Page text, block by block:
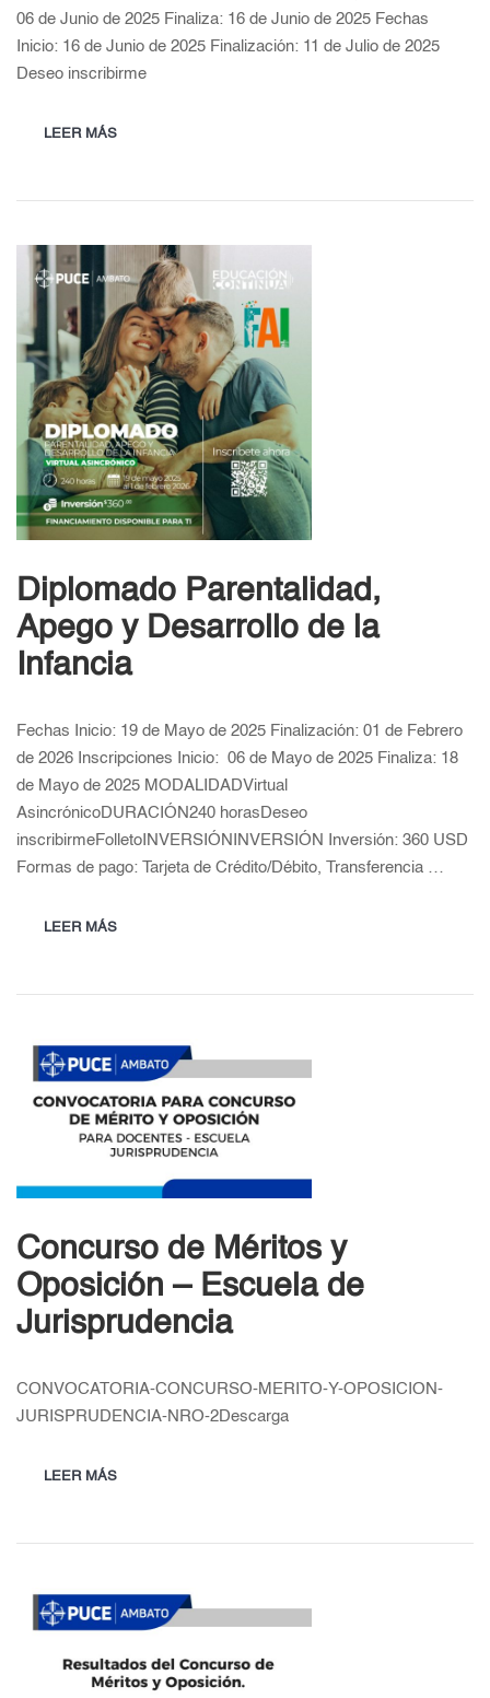
06 de Junio de 2025 Finaliza: 16 de Junio de 2025 Fechas
Inicio: 16 de Junio de 2025 Finalización: 11 de Julio de 2025
Deseo inscribirme
LEER MÁS
Diplomado Parentalidad,
Apego y Desarrollo de la
Infancia
Fechas Inicio: 19 de Mayo de 2025 Finalización: 01 de Febrero
de 2026 Inscripciones Inicio: 06 de Mayo de 2025 Finaliza: 18
de Mayo de 2025 MODALIDADVirtual
AsincrónicoDURACIÓN240 horasDeseo
inscribirmeFolletoINVERSIÓNINVERSIÓN Inversión: 360 USD
Formas de pago: Tarjeta de Crédito/Débito, Transferencia …
LEER MÁS
Concurso de Méritos y
Oposición – Escuela de
Jurisprudencia
CONVOCATORIA-CONCURSO-MERITO-Y-OPOSICION-
JURISPRUDENCIA-NRO-2Descarga
LEER MÁS